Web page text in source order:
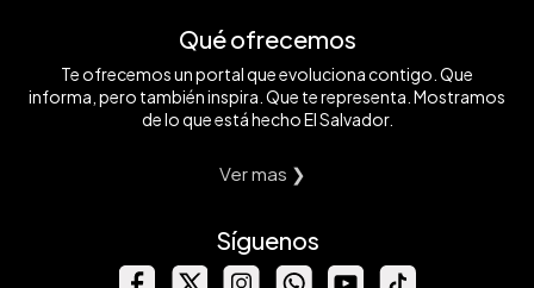
Qué ofrecemos
Te ofrecemos un portal que evoluciona contigo. Que
informa, pero también inspira. Que te representa. Mostramos
de lo que está hecho El Salvador.
Ver mas ❯
Síguenos